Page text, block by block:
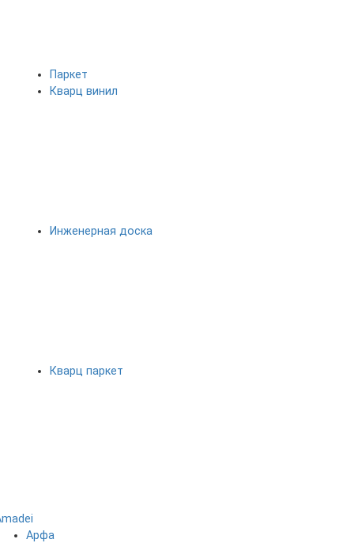
Паркет
Кварц винил
Инженерная доска
Кварц паркет
Арфа